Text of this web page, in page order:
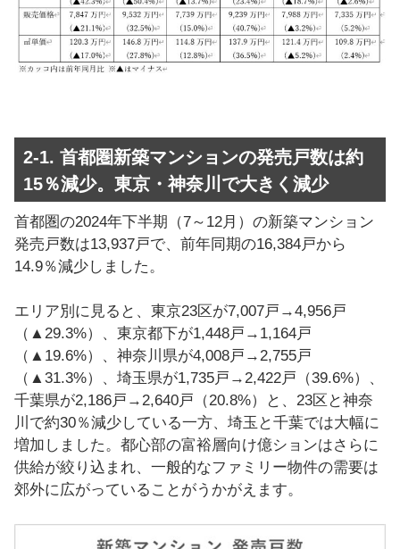
2-1. 首都圏新築マンションの発売戸数は約
15％減少。東京・神奈川で大きく減少
首都圏の2024年下半期（7～12月）の新築マンション
発売戸数は13,937戸で、前年同期の16,384戸から
14.9％減少しました。
エリア別に見ると、東京23区が7,007戸→4,956戸
（▲29.3%）、東京都下が1,448戸→1,164戸
（▲19.6%）、神奈川県が4,008戸→2,755戸
（▲31.3%）、埼玉県が1,735戸→2,422戸（39.6%）、
千葉県が2,186戸→2,640戸（20.8%）と、23区と神奈
川で約30％減少している一方、埼玉と千葉では大幅に
増加しました。都心部の富裕層向け億ションはさらに
供給が絞り込まれ、一般的なファミリー物件の需要は
郊外に広がっていることがうかがえます。